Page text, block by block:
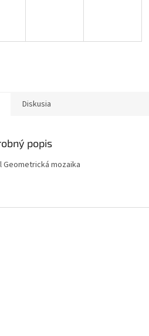
Diskusia
popis
Geometrická mozaika